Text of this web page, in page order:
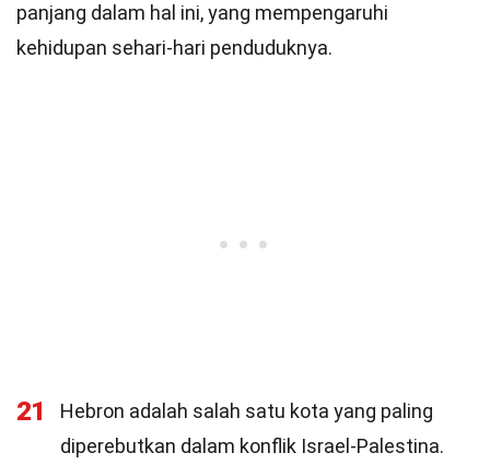
panjang dalam hal ini, yang mempengaruhi
kehidupan sehari-hari penduduknya.
21
Hebron adalah salah satu kota yang paling
diperebutkan dalam konflik Israel-Palestina.